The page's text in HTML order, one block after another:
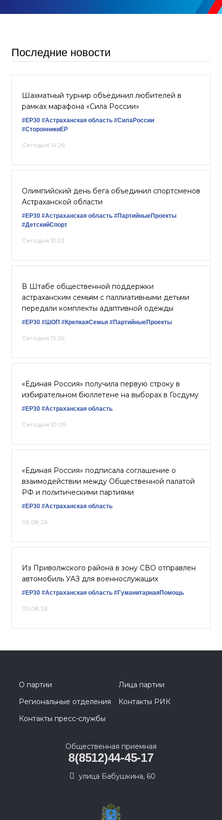
Последние новости
Шахматный турнир объединил любителей в
рамках марафона «Сила России»
#ЕР30 #Астраханская область #СилаРоссии
#СторонникиЕР
Сегодня 14:26
Олимпийский день бега объединил спортсменов
Астраханской области
#ЕР30 #Астраханская область #ПартийныеПроекты
#ДетскийСпорт
Сегодня 13:33
В Штабе общественной поддержки
астраханским семьям с паллиативными детьми
передали комплекты адаптивной одежды
#ЕР30 #ШОП #КрепкаяСемья #ПартийныеПроекты
Сегодня 13:26
«Единая Россия» получила первую строку в
избирательном бюллетене на выборах в Госдуму
#ЕР30 #Астраханская область
Сегодня 10:09
«Единая Россия» подписала соглашение о
взаимодействии между Общественной палатой
РФ и политическими партиями
#ЕР30 #Астраханская область
05.08.26
Из Приволжского района в зону СВО отправлен
автомобиль УАЗ для военнослужащих
#ЕР30 #Астраханская область #ГуманитарнаяПомощь
05.08.26
О партии
Лица партии
Региональные отделения
Контакты РИК
Контакты пресс-службы
Общественная приемная
8(8512)44-45-17
улица Бабушкина, 60